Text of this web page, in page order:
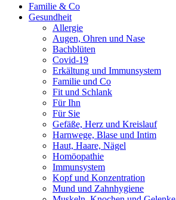
Familie & Co
Gesundheit
Allergie
Augen, Ohren und Nase
Bachblüten
Covid-19
Erkältung und Immunsystem
Familie und Co
Fit und Schlank
Für Ihn
Für Sie
Gefäße, Herz und Kreislauf
Harnwege, Blase und Intim
Haut, Haare, Nägel
Homöopathie
Immunsystem
Kopf und Konzentration
Mund und Zahnhygiene